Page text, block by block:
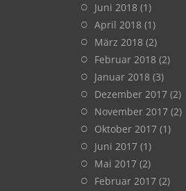
Juni 2018 (1)
April 2018 (1)
März 2018 (2)
Februar 2018 (2)
Januar 2018 (3)
Dezember 2017 (2)
November 2017 (2)
Oktober 2017 (1)
Juni 2017 (1)
Mai 2017 (2)
Februar 2017 (2)